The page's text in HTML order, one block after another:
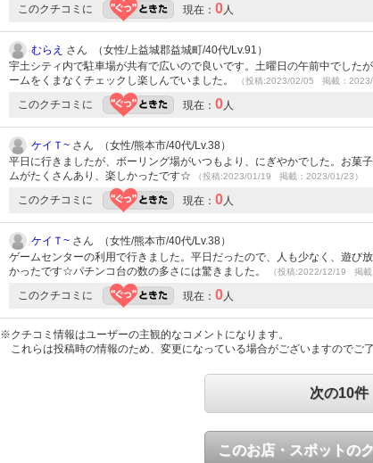
このクチコミに 現在： 0人
むらえ さん （女性/上益城郡益城町/40代/Lv.91）
宇土シティ内で駐車場が共有で広いので良いです。土曜日の午前中でした
ームをくまなくチェックし楽しんでいました。
（投稿:2023/02/05 掲載：2023/
このクチコミに 現在： 0人
ケイＴ~ さん （女性/熊本市/40代/Lv.38）
平日に行きましたが、ボーリング場がいつもより、にぎやかでした。お菓
ムがたくさんあり、楽しかったです☆
（投稿:2023/01/19 掲載：2023/01/23）
このクチコミに 現在： 0人
ケイＴ~ さん （女性/熊本市/40代/Lv.38）
ゲームセンターの利用で行きました。平日だったので、人も少なく、遊び
かったです☆パチンコ台の数の多さには驚きました。
（投稿:2022/12/19 掲載
このクチコミに 現在： 0人
※クチコミ情報はユーザーの主観的なコメントになります。
これらは投稿時の情報のため、変更になっている場合がございますのでご了
次の10件
このお店・スポットの